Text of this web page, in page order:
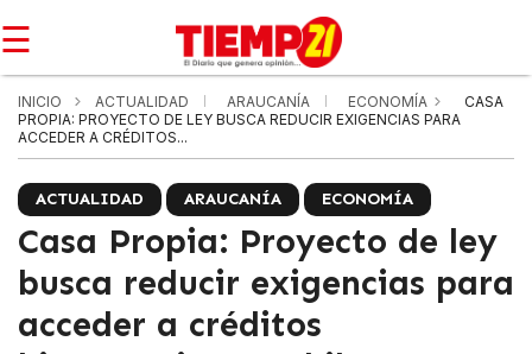
☰
INICIO ACTUALIDAD ARAUCANÍA ECONOMÍA
CASA
PROPIA: PROYECTO DE LEY BUSCA REDUCIR EXIGENCIAS PARA
ACCEDER A CRÉDITOS...
ACTUALIDAD ARAUCANÍA ECONOMÍA
Casa Propia: Proyecto de ley
busca reducir exigencias para
acceder a créditos